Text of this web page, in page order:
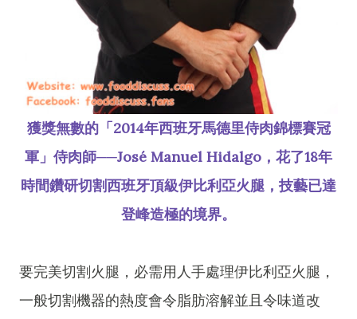
獲獎無數的「2014年西班牙馬德里侍肉錦標賽冠
軍」侍肉師──José Manuel Hidalgo，花了18年
時間鑽研切割西班牙頂級伊比利亞火腿，技藝已達
登峰造極的境界。
要完美切割火腿，必需用人手處理伊比利亞火腿，
一般切割機器的熱度會令脂肪溶解並且令味道改